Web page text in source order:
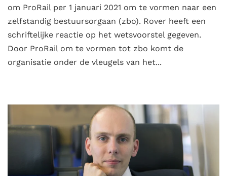
om ProRail per 1 januari 2021 om te vormen naar een
zelfstandig bestuursorgaan (zbo). Rover heeft een
schriftelijke reactie op het wetsvoorstel gegeven.
Door ProRail om te vormen tot zbo komt de
organisatie onder de vleugels van het...